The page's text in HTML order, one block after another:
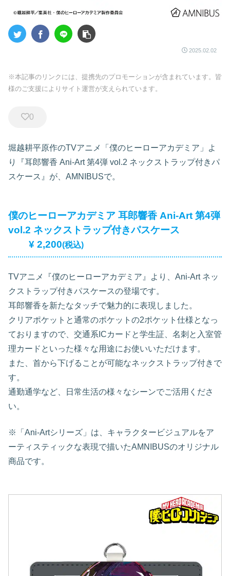
2025.02.02
※本記事のリンクには、提携先のプロモーションが含まれています。皆
様のご支援によりサイト運営が支えられています。
0
堀越耕平原作のTVアニメ「僕のヒーローアカデミア」よ
り『耳郎響香 Ani-Art 第4弾 vol.2 ネックストラップ付きパ
スケース』が、AMNIBUSで。
僕のヒーローアカデミア 耳郎響香 Ani-Art 第4弾
vol.2 ネックストラップ付きパスケース
¥ 2,200(税込)
TVアニメ『僕のヒーローアカデミア』より、Ani-Art ネッ
クストラップ付きパスケースの登場です。
耳郎響香を新たなタッチで魅力的に表現しました。
クリアポケットと通常のポケットの2ポケット仕様となっ
ておりますので、交通系ICカードと学生証、名刺と入室管
理カードといった様々な用途にお使いいただけます。
また、首から下げることが可能なネックストラップ付きで
す。
通勤通学など、日常生活の様々なシーンでご活用くださ
い。
※「Ani-Artシリーズ」は、キャラクタービジュアルをア
ーティスティックな表現で描いたAMNIBUSのオリジナル
商品です。